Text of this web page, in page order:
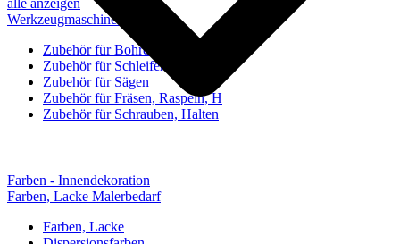
alle anzeigen
Werkzeugmaschinen-Zubehör
Zubehör für Bohren, Bohrhilfen
Zubehör für Schleifen, Poliere
Zubehör für Sägen
Zubehör für Fräsen, Raspeln, H
Zubehör für Schrauben, Halten
Farben - Innendekoration
Farben, Lacke Malerbedarf
Farben, Lacke